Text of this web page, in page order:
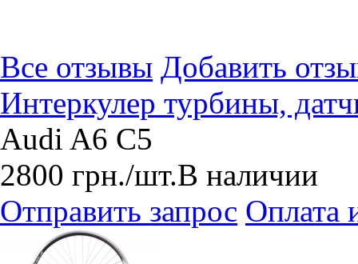
Все отзывы Добавить
Интеркулер турбины,
Audi A6 C5
2800 грн./шт.В наличии
Отправить запрос Оплата